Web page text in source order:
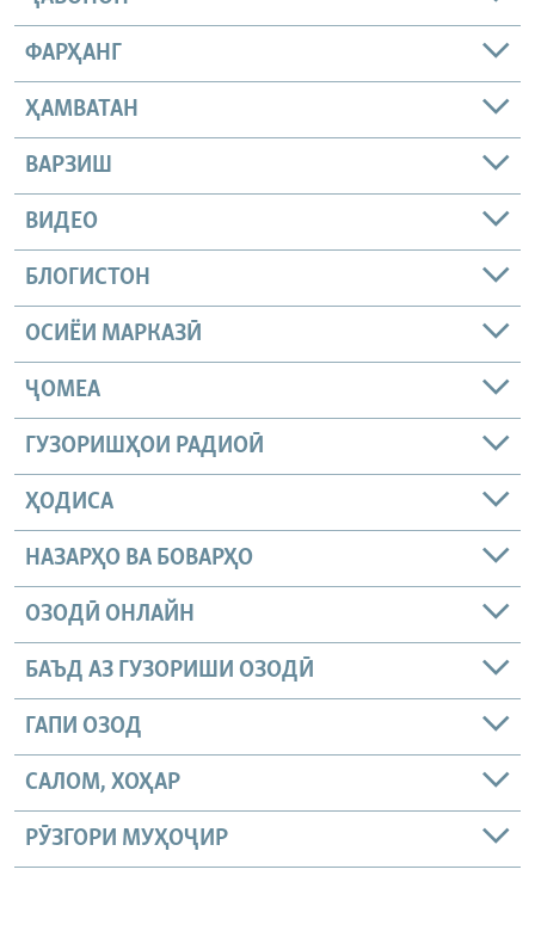
ФАРҲАНГ
ҲАМВАТАН
ВАРЗИШ
ВИДЕО
БЛОГИСТОН
ОСИЁИ МАРКАЗӢ
ҶОМEА
ГУЗОРИШҲОИ РАДИОӢ
ҲОДИСА
НАЗАРҲО ВА БОВАРҲО
ОЗОДӢ ОНЛАЙН
БАЪД АЗ ГУЗОРИШИ ОЗОДӢ
ГАПИ ОЗОД
САЛОМ, ХОҲАР
РӮЗГОРИ МУҲОҶИР